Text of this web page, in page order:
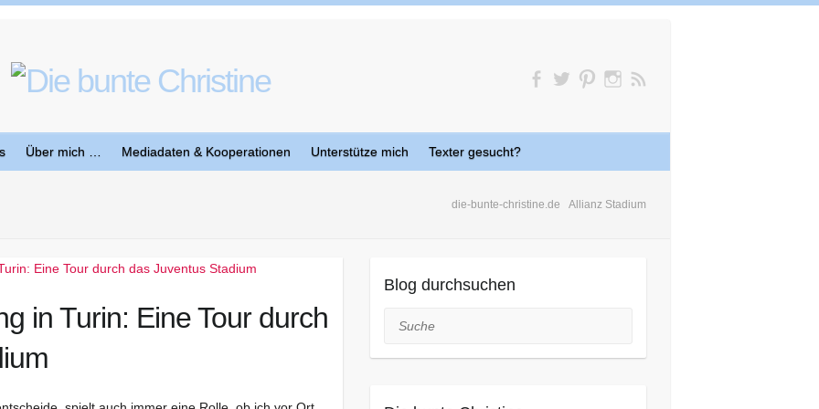
Über mich … Mediadaten & Kooperationen Unterstütze mich Texter gesucht?
die-bunte-christine.de Allianz Stadium
in Turin: Eine Tour durch
Blog durchsuchen
Suche